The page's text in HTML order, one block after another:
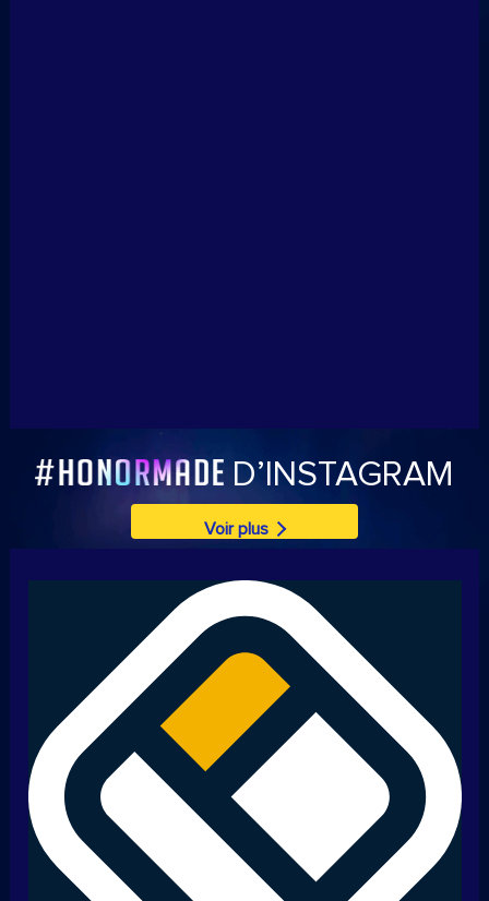
photographer in Finland.
Instagram: kivelajulia
Julia is a lifestyle
photographer in Finland.
Instagram: kivelajulia
Jannik Obenhoff
Jannik Obenhoff is 18 years
old and comes from Munich,
Jannik Obenhoff
Jannik Obenhoff is 18 years
old and comes from Munich,
D’INSTAGRAM
Voir plus